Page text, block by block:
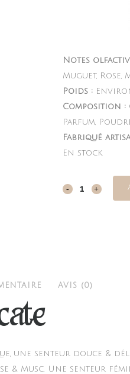
Notes
Muguet, Rose,
Poids :
Composition :
Parfum,
Fabriqué
En stock
Freesia
AVIS (0)
une senteur douce &
& Musc. Une senteur